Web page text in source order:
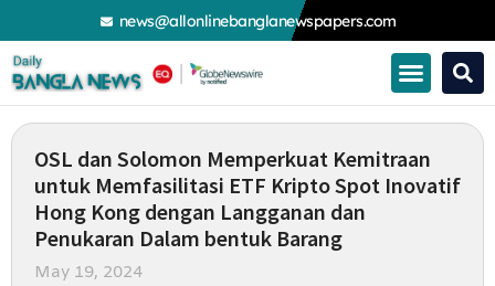
to
content
news@allonlinebanglanewspapers.com
OSL dan Solomon Memperkuat Kemitraan
untuk Memfasilitasi ETF Kripto Spot Inovatif
Hong Kong dengan Langganan dan
Penukaran Dalam bentuk Barang
May 19, 2024